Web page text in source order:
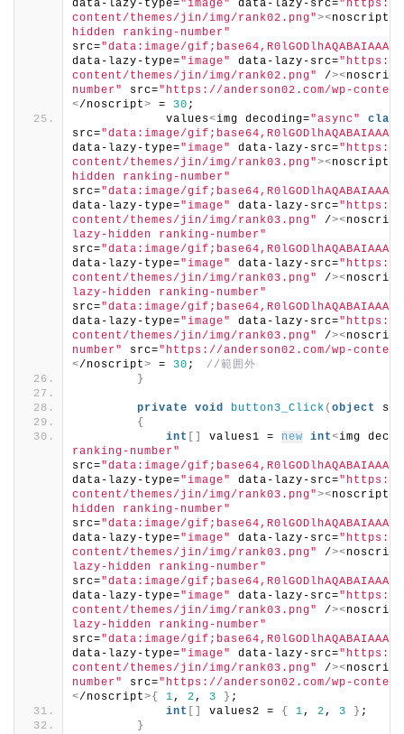
data-lazy-type="image" data-lazy-src="https://
content/themes/jin/img/rank02.png"><noscript
hidden ranking-number"
src="data:image/
data-lazy-type="image" data-lazy-src="https://
content/themes/jin/img/rank02.png"
/><noscript
number"
src="https://anderson02.com/wp-
</noscript> = 30 ;
            values
<img decoding="async"
class
src="data:image/
data-lazy-type="image" data-lazy-src="https://
content/themes/jin/img/rank03.png"><noscript
hidden ranking-number"
src="data:image/
data-lazy-type="image" data-lazy-src="https://
content/themes/jin/img/rank03.png"
/><noscript
lazy-hidden ranking-number"
src="data:image/
data-lazy-type="image" data-lazy-src="https://
content/themes/jin/img/rank03.png"
/><noscript
lazy-hidden ranking-number"
src="data:image/
data-lazy-type="image" data-lazy-src="https://
content/themes/jin/img/rank03.png"
/><noscript
number"
src="https://anderson02.com/wp-
</noscript> = 30 ; //範囲外
}
private void button3_Click ( object
{
int
values1 = new int<img
ranking-number"
src="data:image/
data-lazy-type="image" data-lazy-src="https://
content/themes/jin/img/rank03.png"><noscript
hidden ranking-number"
src="data:image/
data-lazy-type="image" data-lazy-src="https://
content/themes/jin/img/rank03.png"
/><noscript
lazy-hidden ranking-number"
src="data:image/
data-lazy-type="image" data-lazy-src="https://
content/themes/jin/img/rank03.png"
/><noscript
lazy-hidden ranking-number"
src="data:image/
data-lazy-type="image" data-lazy-src="https://
content/themes/jin/img/rank03.png"
/><noscript
number"
src="https://anderson02.com/wp-
</noscript>{ 1, 2, 3 } ;
int
values2 = { 1, 2, 3 } ;
}